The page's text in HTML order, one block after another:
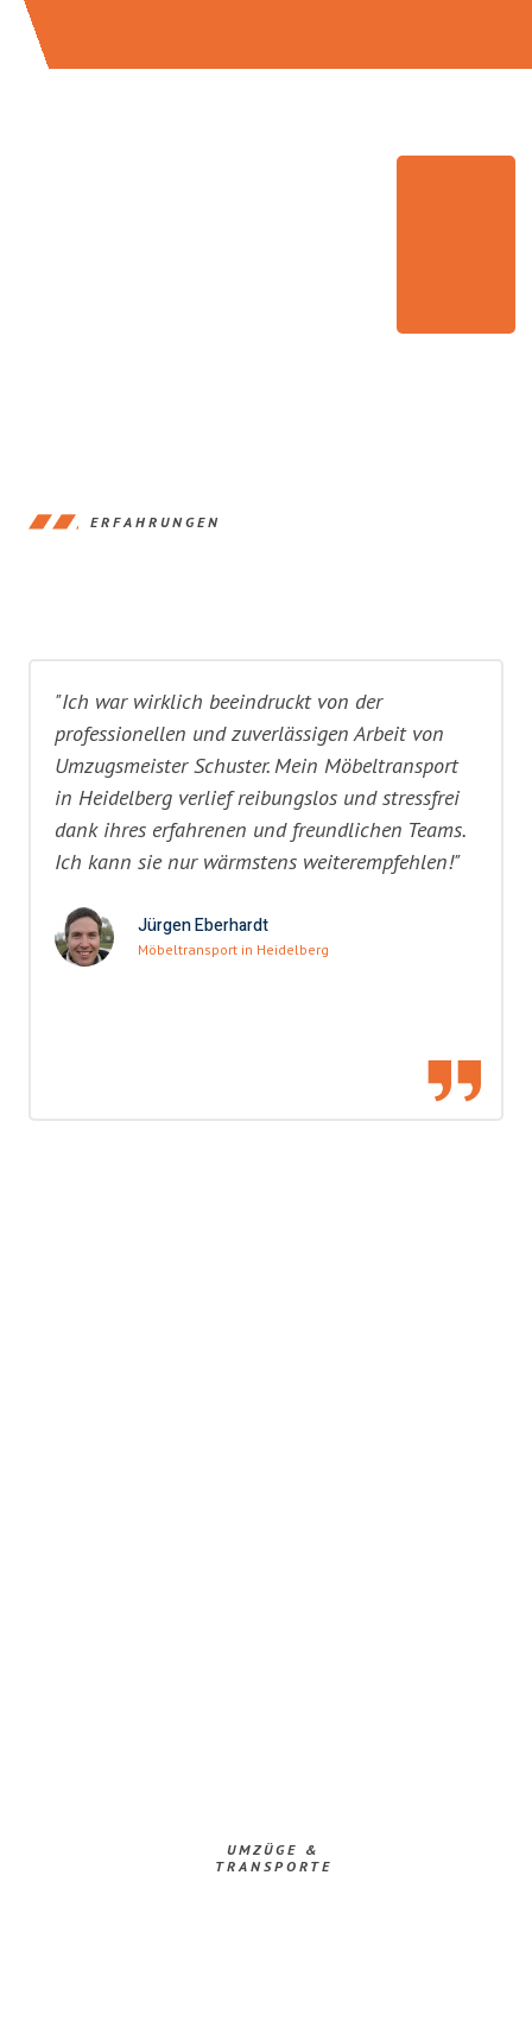
ERFAHRUNGEN
"Ich war wirklich beeindruckt von der
professionellen und zuverlässigen Arbeit von
Umzugsmeister Schuster. Mein Möbeltransport
in Heidelberg verlief reibungslos und stressfrei
dank ihres erfahrenen und freundlichen Teams.
Ich kann sie nur wärmstens weiterempfehlen!"
Jürgen Eberhardt
Möbeltransport in Heidelberg
UMZÜGE &
TRANSPORTE